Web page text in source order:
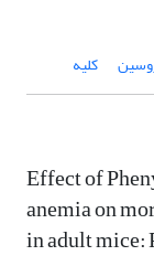
کلیه
Effect of
anemia on
in adult